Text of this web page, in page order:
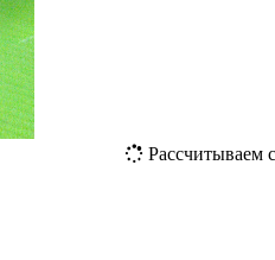
Рассчитываем